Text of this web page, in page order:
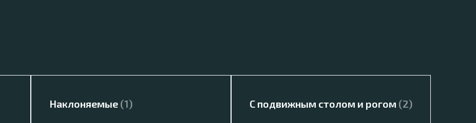
Наклоняемые (1) С подвижным столом и рогом (2)